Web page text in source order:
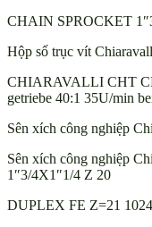
CHAIN SPROCKET
Hộp số trục vít
CHIARAVALLI CHT
getriebe 40:1 35U/min
Sên xích công nghiệp
Sên xích công nghiệp
1″3/4X1″1/4 Z 20
DUPLEX FE Z=21